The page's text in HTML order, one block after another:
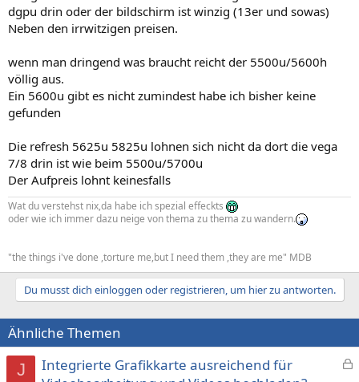
dgpu drin oder der bildschirm ist winzig (13er und sowas)
Neben den irrwitzigen preisen.
wenn man dringend was braucht reicht der 5500u/5600h
völlig aus.
Ein 5600u gibt es nicht zumindest habe ich bisher keine
gefunden
Die refresh 5625u 5825u lohnen sich nicht da dort die vega
7/8 drin ist wie beim 5500u/5700u
Der Aufpreis lohnt keinesfalls
Wat du verstehst nix,da habe ich spezial effeckts
oder wie ich immer dazu neige von thema zu thema zu wandern.
"the things i've done ,torture me,but I need them ,they are me" MDB
Du musst dich einloggen oder registrieren, um hier zu antworten.
Ähnliche Themen
J
Integrierte Grafikkarte ausreichend für